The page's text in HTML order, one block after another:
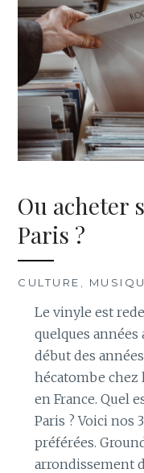
Ou acheter
Paris ?
CULTURE
Le vinyle est
quelques années
début des
hécatombe chez
en France. Quel
Paris ? Voici nos
préférées.
arrondissement